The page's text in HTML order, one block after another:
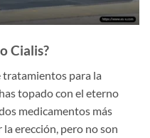
Cialis?
tratamientos para la
topado con el eterno
medicamentos más
erección, pero no son